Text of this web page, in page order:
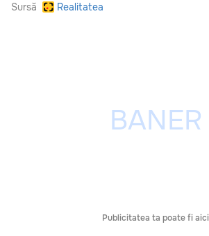
Sursă Realitatea
Publicitatea ta poate fi aici